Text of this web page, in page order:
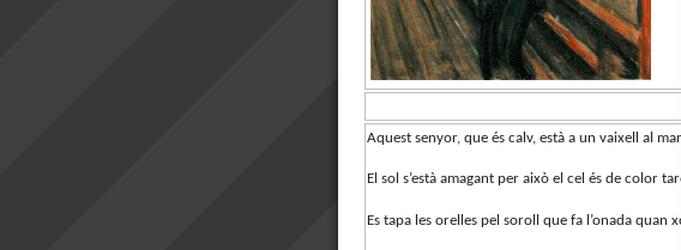
Aquest senyor, que és calv, està a un vaixell al
El sol s’està amagant per això el cel és de color
Es tapa les orelles pel soroll que fa l’onada quan